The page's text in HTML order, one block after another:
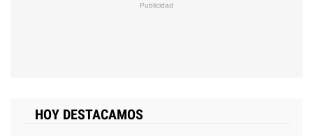
HOY DESTACAMOS